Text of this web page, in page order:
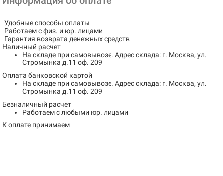
Удобные способы оплаты
Работаем с физ. и юр. лицами
Гарантия возврата денежных средств
Наличный расчет
На складе при самовывозе. Адрес склада: г. Москва, ул.
Стромынка д.11 оф. 209
Оплата банковской картой
На складе при самовывозе. Адрес склада: г. Москва, ул.
Стромынка д.11 оф. 209
Безналичный расчет
Работаем с любыми юр. лицами
К оплате принимаем